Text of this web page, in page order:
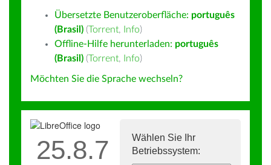
Übersetzte Benutzeroberfläche: português
(Brasil) (Torrent, Info)
Offline-Hilfe herunterladen: português
(Brasil) (Torrent, Info)
Möchten Sie die Sprache wechseln?
Wählen Sie Ihr
Betriebssystem:
25.8.7